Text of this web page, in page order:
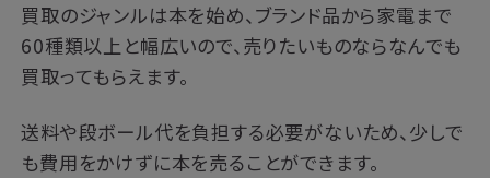
買取のジャンルは本を始め、ブランド品から家電まで
60種類以上と幅広いので、売りたいものならなんでも
買取ってもらえます。
送料や段ボール代を負担する必要がないため、少しで
も費用をかけずに本を売ることができます。